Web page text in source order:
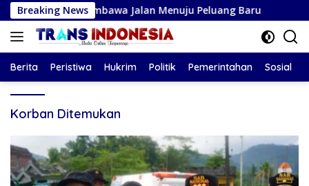
Langsung
ke
konten
Breaking News
Intuisi Membawa Jalan Menuju Peluang Baru
Berita Peristiwa Hukrim Politik Pemerintahan Sosial
Korban Ditemukan